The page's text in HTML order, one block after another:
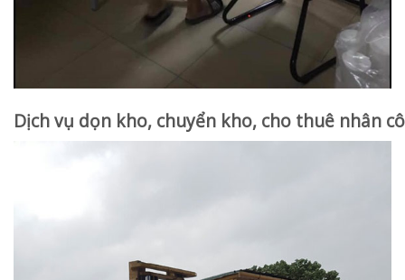
Dịch vụ dọn kho, chuyển kho, cho thuê nhân